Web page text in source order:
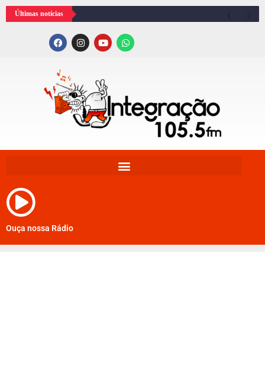
Últimas notícias
Ouça nossa Rádio